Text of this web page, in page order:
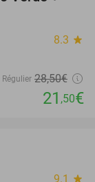
8.3 star
Régulier 28,50€
21 ,50€
9.1 star